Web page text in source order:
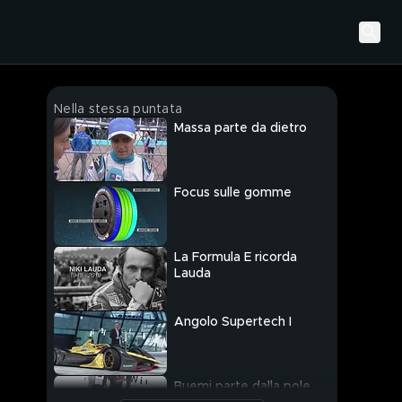
Nella stessa puntata
Massa parte da dietro
Focus sulle gomme
La Formula E ricorda
Lauda
Angolo Supertech I
Buemi parte dalla pole